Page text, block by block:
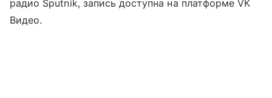
радио Sputnik, запись доступна на платформе VK
Видео.